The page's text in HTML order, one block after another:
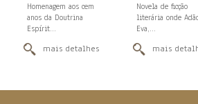
Homenagem aos cem
anos da Doutrina
Espírit...
mais detalhes
Novela de ficção
literária onde
Eva,...
mais